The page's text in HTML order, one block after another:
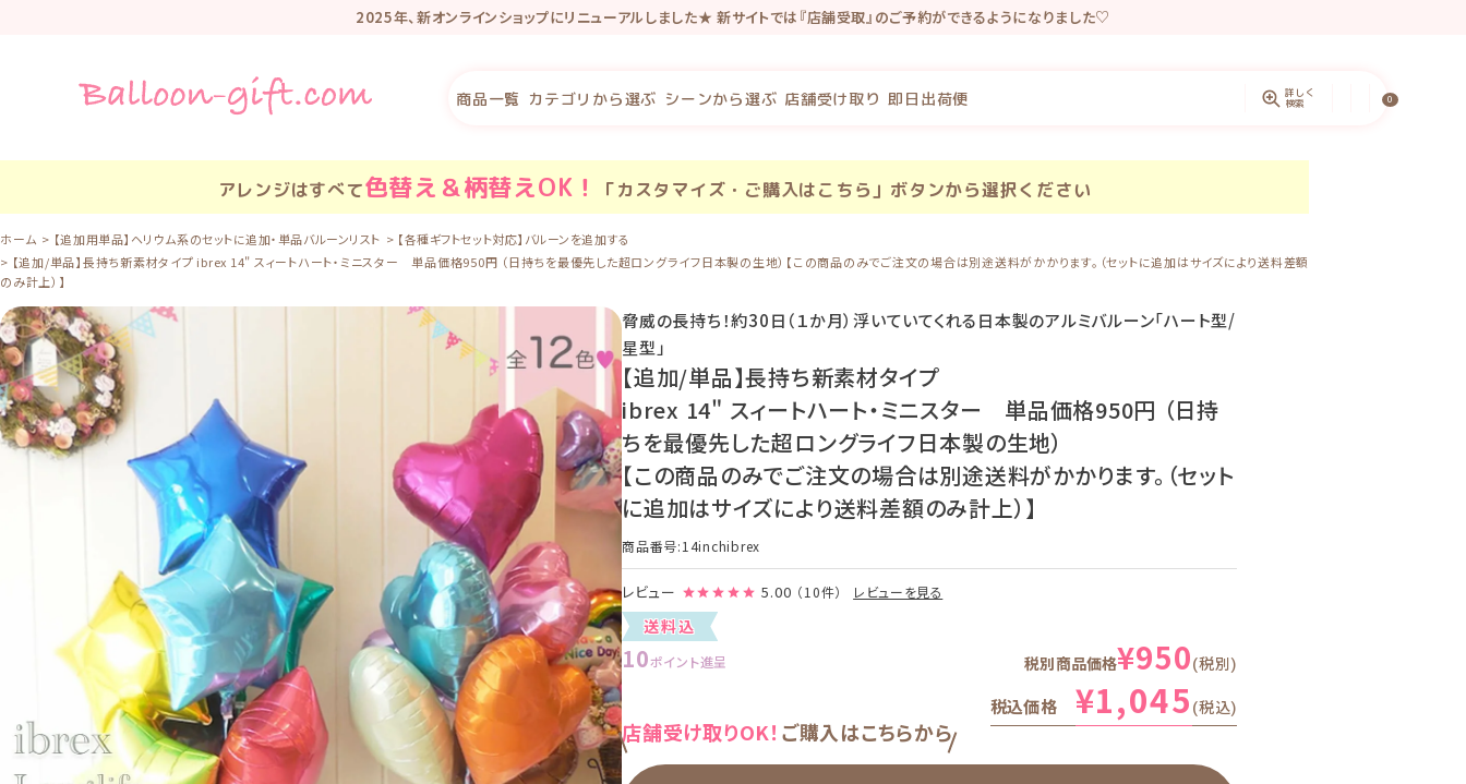
2025年、新オンラインショップにリニューアルしました★ 新サイトでは『店舗受取』のご予約ができるようになりました♡
リニューアル記念で新規会員登録で100P・既存会員様も初回新サイトログインで100Pプレゼントしています。
商品一覧 カテゴリから選ぶ シーンから選ぶ 店舗受け取り 即日出荷便 詳しく
検索 0
アレンジはすべて色替え＆柄替えOK！ 「カスタマイズ・ご購入はこちら」ボタンから選択ください
ホーム 【追加用単品】ヘリウム系のセットに追加・単品バルーンリスト
【各種ギフトセット対応】バルーンを追加する
【追加/単品】長持ち新素材タイプ ibrex 14" スィートハート・ミニスター 単品価格950円 （日持ちを最優先した超ロングライフ日本製の生地）【この商品のみでご注文の場合は別途送料がかかります。（セットに追加はサイズにより送料差額
のみ計上）】
脅威の長持ち！約30日（１か月）浮いていてくれる日本製のアルミバルーン「ハート型/
星型」
【追加/単品】長持ち新素材タイプ
ibrex 14" スィートハート・ミニスター 単品価格950円 （日持
ちを最優先した超ロングライフ日本製の生地）
【この商品のみでご注文の場合は別途送料がかかります。（セット
に追加はサイズにより送料差額のみ計上）】
商品番号 14inchibrex
レビュー 5.00 （10件） レビューを見る
送料込
10ポイント進呈 税別商品価格¥950 税別
税込価格 ¥1,045 税込
店舗受け取りOK！ ご購入はこちらから